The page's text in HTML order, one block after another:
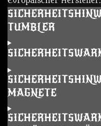
TUMBLER
MAGNETE